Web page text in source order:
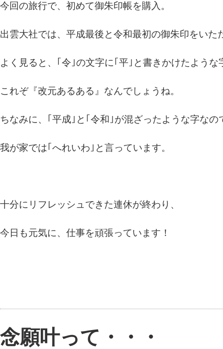
今回の旅行で、初めて御朱印帳を購入。
出雲大社では、平成最後と令和最初の御朱印をいた
よく見ると、｢令｣の文字に｢平｣と書きかけたような
これぞ『改元あるある』なんでしょうね。
ちなみに、｢平成｣と｢令和｣が混ざったような字なの
我が家では｢へれいわ｣と言っています。
十分にリフレッシュできた連休が終わり、
今日も元気に、仕事を頑張っています！
念願叶って・・・